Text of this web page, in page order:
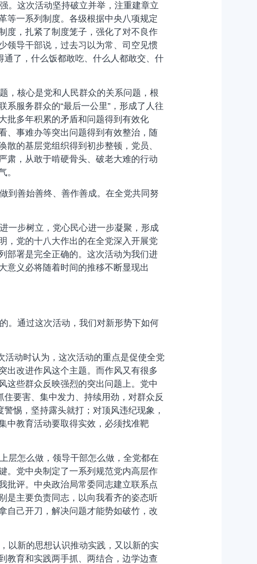
。这次活动坚持破立并举，注重建章立
等一系列制度。各级根据中央八项规定
度，扎紧了制度笼子，强化了对不良作
领导干部说，过去习以为常、司空见惯
通了，什么饭都敢吃、什么人都敢交、什
，核心是党和人民群众的关系问题，根
服务群众的“最后一公里”，形成了人往
批多年积累的矛盾和问题得到有效化
、事难办等突出问题得到有效整治，随
的基层党组织得到初步整顿，党员、
肃，从敢于啃硬骨头、破老大难的行动
。
到善始善终、善作善成。在全党共同努
一步树立，党心民心进一步凝聚，形成
，党的十八大作出的在全党深入开展党
部署是完全正确的。这次活动为我们进
意义必将随着时间的推移不断显现出
。通过这次活动，我们对新形势下如何
动时认为，这次活动的重点是促使全党
出改进作风这个主题。而作风又有很多
这些群众反映强烈的突出问题上。党中
要害、集中发力、持续用劲，对群众反
惕，坚持露头就打；对顶风违纪现象，
中教育活动要取得实效，必须找准靶
怎么做，领导干部怎么做，全党都在
。党中央制定了一系列规范党内高层作
批评。中央政治局常委同志建立联系点
是主要负责同志，以向我看齐的姿态听
自己开刀，解决问题才能势如破竹，改
新的思想认识推动实践，又以新的实
教育和实践两手抓、两结合，边学边查